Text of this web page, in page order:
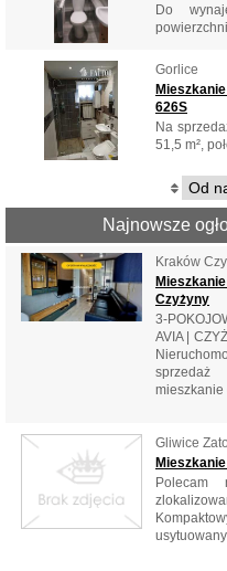
Do
powierzchni
Gorlice
626S
Na
51,5 m²,
Najnowsze
Kraków
Czyżyny
3-
AVIA |
mieszkanie
Gliwice
Polecam